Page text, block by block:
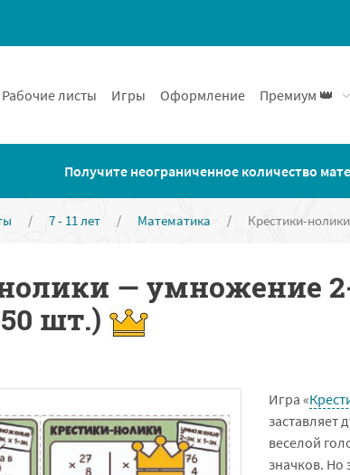
Рабочие листы Игры Оформление Премиум 👑
Получите неограниченное количество
/ 7 - 11 лет / Математика / Крестики-
— умножение
шт.)
Игра «
заставляет
веселой
значков. Но